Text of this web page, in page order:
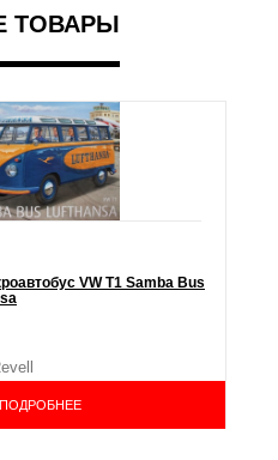
ТОВАРЫ
VW T1 Samba Bus
ПОДРОБНЕЕ